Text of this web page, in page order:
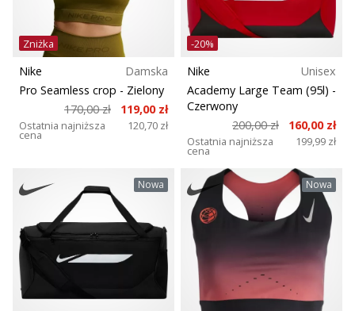
Zniżka
Nike
Damska
Pro Seamless crop - Zielony
170,00 zł
119,00 zł
Ostatnia najniższa
cena
120,70 zł
-20%
Nike
Unisex
Academy Large Team (95l) -
Czerwony
200,00 zł
160,00 zł
Ostatnia najniższa
cena
199,99 zł
Nowa Nowa